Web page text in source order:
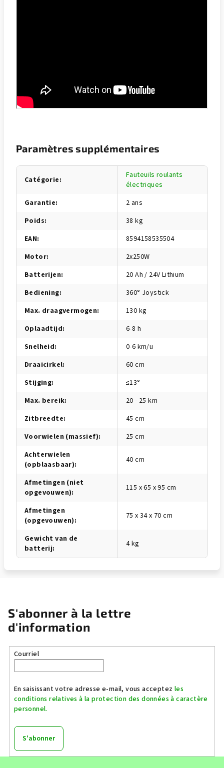
Paramètres supplémentaires
Catégorie:
Fauteuils roulants
électriques
Garantie:
2 ans
Poids:
38 kg
EAN:
8594158535504
Motor:
2x250W
Batterijen:
20 Ah / 24V Lithium
Bediening:
360° Joystick
Max. draagvermogen:
130 kg
Oplaadtijd:
6-8 h
Snelheid:
0-6 km/u
Draaicirkel:
60 cm
Stijging:
≤13°
Max. bereik:
20 - 25 km
Zitbreedte:
45 cm
Voorwielen (massief):
25 cm
Achterwielen
(opblaasbaar): 40 cm
Afmetingen (niet
opgevouwen): 115 x 65 x 95 cm
Afmetingen
(opgevouwen): 75 x 34 x 70 cm
Gewicht van de
batterij: 4 kg
S'abonner à la lettre
d'information
Courriel
En saisissant votre adresse e-mail, vous acceptez les
conditions relatives à la protection des données à caractère
personnel.
S'abonner